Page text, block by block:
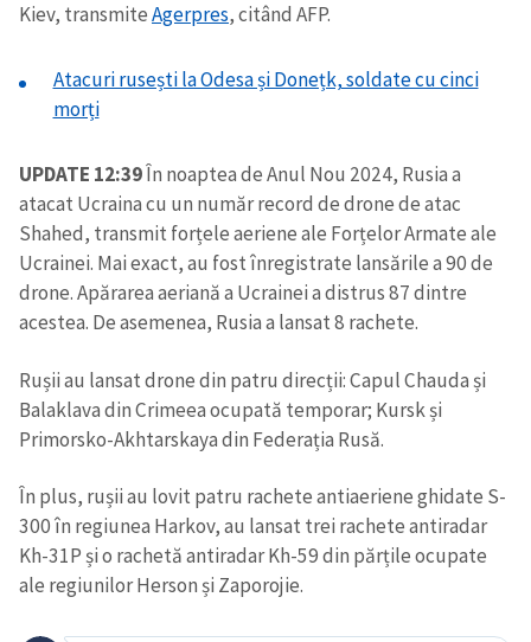
Kiev, transmiteAgerpres, citând AFP.
Atacuri rusești la Odesa și Donețk, soldate cu cinci
morți
UPDATE 12:39În noaptea de Anul Nou 2024, Rusia a
atacat Ucraina cu un număr record de drone de atac
Shahed, transmit forțele aeriene ale Forțelor Armate ale
Ucrainei. Mai exact, au fost înregistrate lansările a 90 de
drone. Apărarea aeriană a Ucrainei a distrus 87 dintre
acestea. De asemenea, Rusia a lansat 8 rachete.
Rușii au lansat drone din patru direcții: Capul Chauda și
Balaklava din Crimeea ocupată temporar; Kursk și
Primorsko-Akhtarskaya din Federația Rusă.
În plus, rușii au lovit patru rachete antiaeriene ghidate S-
300 în regiunea Harkov, au lansat trei rachete antiradar
Kh-31P și o rachetă antiradar Kh-59 din părțile ocupate
ale regiunilor Herson și Zaporojie.